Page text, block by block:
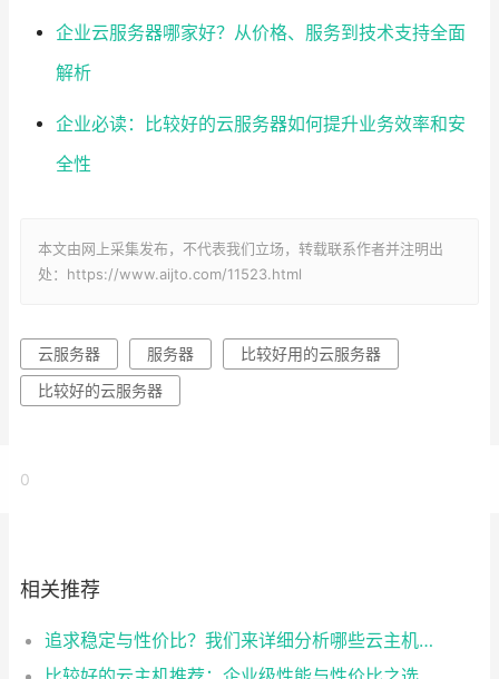
企业云服务器哪家好？从价格、服务到技术支持全面
解析
企业必读：比较好的云服务器如何提升业务效率和安
全性
本文由网上采集发布，不代表我们立场，转载联系作者并注明出
处：https://www.aijto.com/11523.html
云服务器 服务器
比较好用的云服务器
比较好的云服务器
0
相关推荐
追求稳定与性价比？我们来详细分析哪些云主机比较靠谱